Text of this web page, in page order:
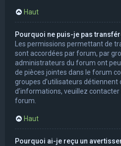
Haut
Pourquoi ne puis-je pas
Les permissions permettant de
sont accordées par forum, par
administrateurs du forum ont
de pièces jointes dans le forum
groupes d’utilisateurs
d’informations, veuillez
forum.
Haut
Pourquoi ai-je reçu un